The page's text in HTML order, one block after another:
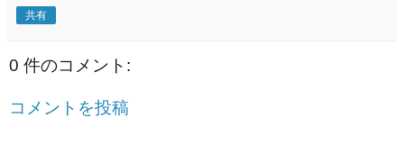
共有
0 件のコメント:
コメントを投稿